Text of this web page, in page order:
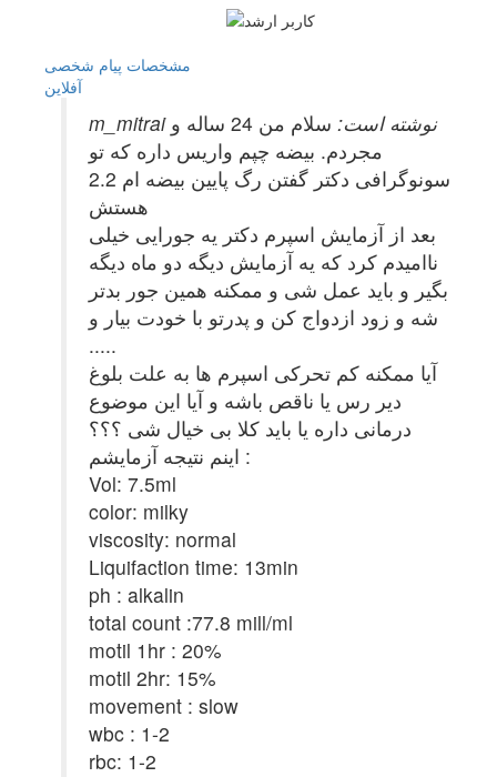
مشخصات پیام شخصی
آفلاين
m_mitrai نوشته است:
سلام من 24 ساله و
مجردم. بیضه چپم واریس داره که تو
سونوگرافی دکتر گفتن رگ پایین بیضه ام 2.2
هستش
بعد از آزمایش اسپرم دکتر یه جورایی خیلی
ناامیدم کرد که یه آزمایش دیگه دو ماه دیگه
بگیر و باید عمل شی و ممکنه همین جور بدتر
شه و زود ازدواج کن و پدرتو با خودت بیار و
.....
آیا ممکنه کم تحرکی اسپرم ها به علت بلوغ
دیر رس یا ناقص باشه و آیا این موضوع
درمانی داره یا باید کلا بی خیال شی ؟؟؟
اینم نتیجه آزمایشم :
Vol: 7.5ml
color: milky
viscosity: normal
Liquifaction time: 13min
ph : alkalin
total count :77.8 mill/ml
motil 1hr : 20%
motil 2hr: 15%
movement : slow
wbc : 1-2
rbc: 1-2